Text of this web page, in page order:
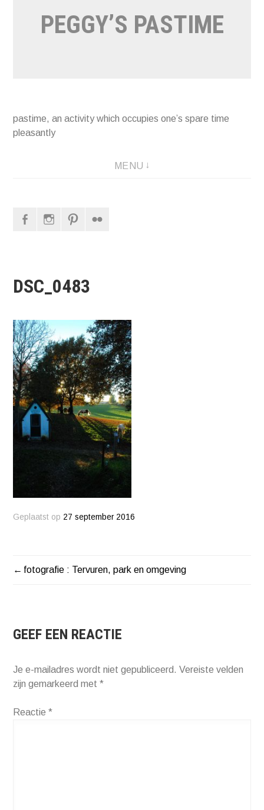
PEGGY’S PASTIME
pastime, an activity which occupies one’s spare time
pleasantly
MENU
FacebookInstagram
DSC_0483
Geplaatst op 27 september 2016
BERICHT
fotografie : Tervuren, park en omgeving
GEEF EEN REACTIE
Je e-mailadres wordt niet gepubliceerd. Vereiste velden
zijn gemarkeerd met*
Reactie*